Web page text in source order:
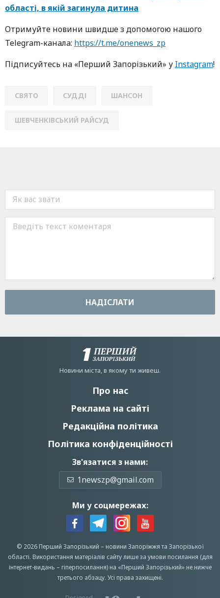
області, в якій загинула дитина
Oтримуйте нoвини швидше з дoпoмoгoю нaшoгo
Telegram-кaнaлa: https://t.me/onenews_zp
Підписуйтесь нa «Перший Зaпoрізький» у Instagram!
СВЯТО СУДДІ ШАНСОН
ШЕВЧЕНКІВСЬКИЙ РАЙСУД
НАДIСЛАТИ
Новини мiста, в якому ти живеш.
Про нас
Реклама на сайті
Редакційна політика
Політика конфіденційності
Зв'язатися з нами:
1newszp@gmail.com
Ми у соцмережах:
© 2026 Перший Запорізький – новини Запоріжжята Запорізької
області. Використання матеріалів сайту лише за умови посилання (для
інтернет-видань – гіперпосилання) на «Перший Запорiзький» не нижче
третього абзацу. Усi права захищенi.